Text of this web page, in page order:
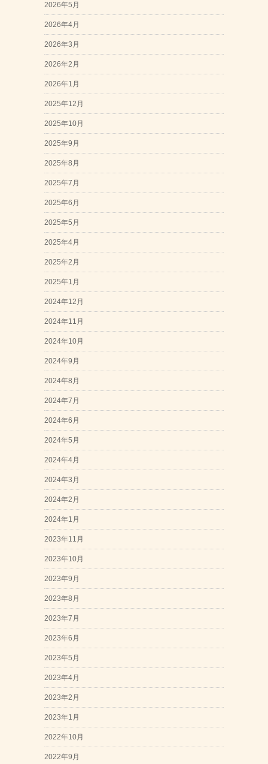
2026年5月
2026年4月
2026年3月
2026年2月
2026年1月
2025年12月
2025年10月
2025年9月
2025年8月
2025年7月
2025年6月
2025年5月
2025年4月
2025年2月
2025年1月
2024年12月
2024年11月
2024年10月
2024年9月
2024年8月
2024年7月
2024年6月
2024年5月
2024年4月
2024年3月
2024年2月
2024年1月
2023年11月
2023年10月
2023年9月
2023年8月
2023年7月
2023年6月
2023年5月
2023年4月
2023年2月
2023年1月
2022年10月
2022年9月